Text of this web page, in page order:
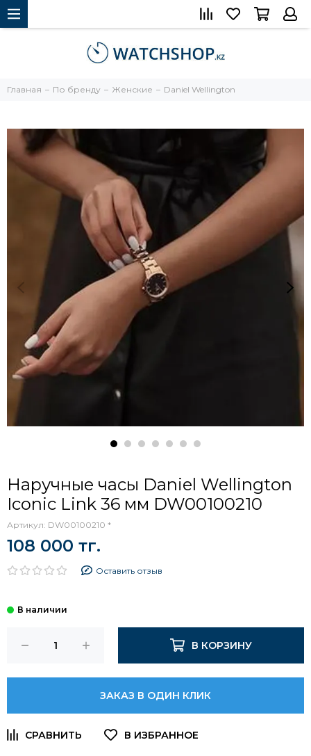
Главная По бренду Женские Daniel Wellington
Наручные часы Daniel Wellington
Iconic Link 36 мм DW00100210
Артикул: DW00100210 *
108 000 тг.
Оставить отзыв
В КОРЗИНУ
ЗАКАЗ В ОДИН КЛИК